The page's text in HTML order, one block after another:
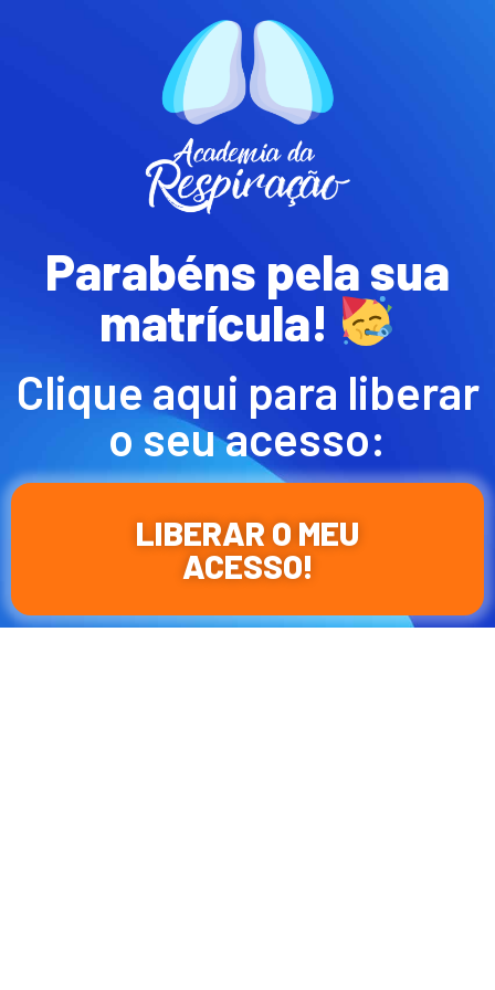
Parabéns pela sua
matrícula!
Clique aqui para liberar
o seu acesso:
LIBERAR O MEU
ACESSO!